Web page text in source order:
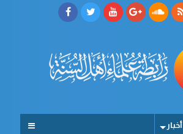
أخبار